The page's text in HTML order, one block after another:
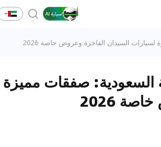
السيدان الفاخرة وعروض خاصة 2026
السعودية: صفقات مميزة
2026